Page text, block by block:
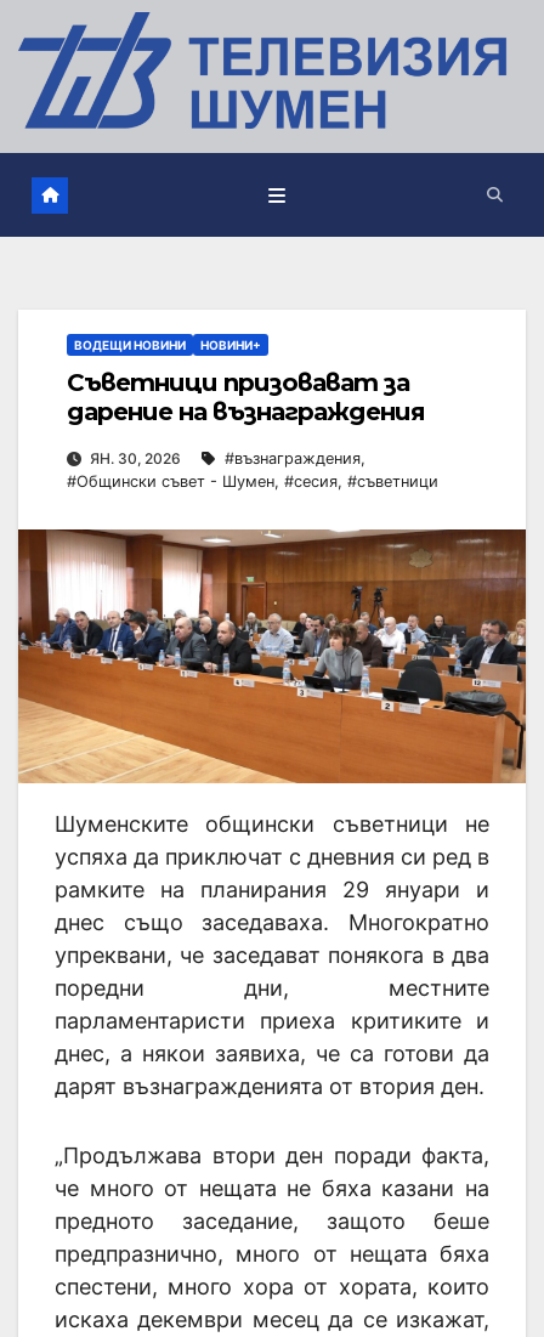
ВОДЕЩИ НОВИНИ НОВИНИ+
Съветници призовават за
дарение на възнаграждения
ЯН. 30, 2026 #възнаграждения,
#Общински съвет - Шумен, #сесия, #съветници
Шуменските общински съветници не
успяха да приключат с дневния си ред в
рамките на планирания 29 януари и
днес също заседаваха. Многократно
упреквани, че заседават понякога в два
поредни дни, местните
парламентаристи приеха критиките и
днес, а някои заявиха, че са готови да
дарят възнагражденията от втория ден.
„Продължава втори ден поради факта,
че много от нещата не бяха казани на
предното заседание, защото беше
предпразнично, много от нещата бяха
спестени, много хора от хората, които
искаха декември месец да се изкажат,